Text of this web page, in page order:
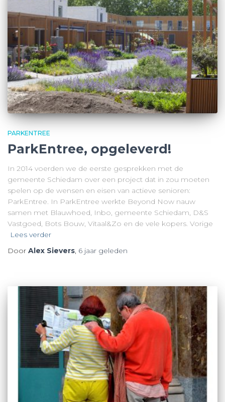
PARKENTREE
ParkEntree, opgeleverd!
In 2014 voerden we de eerste gesprekken met de
gemeente Schiedam over een project dat in zou moeten
spelen op de wensen en eisen van actieve senioren:
ParkEntree. In ParkEntree werkte Beyond Now nauw
samen met Blauwhoed, Inbo, gemeente Schiedam, D&S
Vastgoed, Bots Bouw, Vitaal&Zo en de vele kopers. Vorige
Lees verder
Door Alex Sievers, 6 jaar geleden